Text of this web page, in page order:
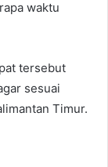
waktu
tersebut
sesuai
Timur.